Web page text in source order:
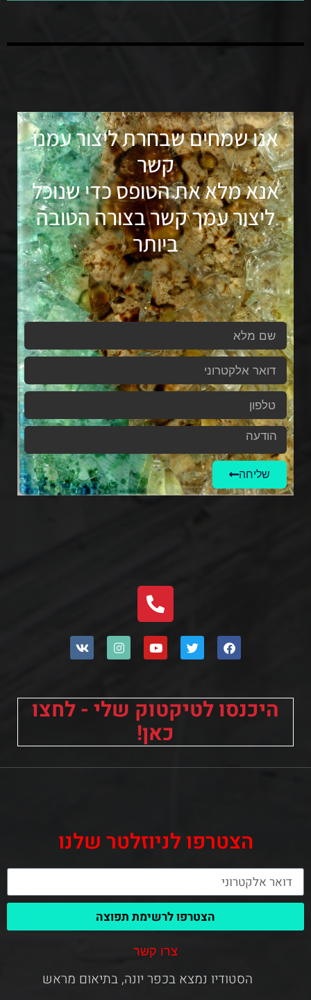
אנו שמחים שבחרת ליצור עמנו
קשר
אנא מלא את הטופס כדי שנוכל
ליצור עמך קשר בצורה הטובה
ביותר
שליחה
היכנסו לטיקטוק שלי - לחצו
כאן!
הצטרפו לניוזלטר שלנו
הצטרפו לרשימת תפוצה
צרו קשר
הסטודיו נמצא בכפר יונה, בתיאום מראש